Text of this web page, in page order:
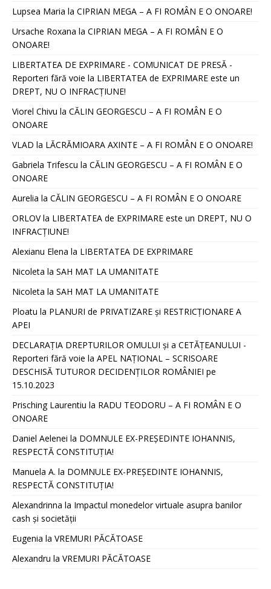
Lupsea Maria la CIPRIAN MEGA – A FI ROMÂN E O ONOARE!
Ursache Roxana la CIPRIAN MEGA – A FI ROMÂN E O
ONOARE!
LIBERTATEA DE EXPRIMARE - COMUNICAT DE PRESĂ -
Reporteri fără voie la LIBERTATEA de EXPRIMARE este un
DREPT, NU O INFRACȚIUNE!
Viorel Chivu la CĂLIN GEORGESCU – A FI ROMÂN E O
ONOARE
VLAD la LĂCRĂMIOARA AXINTE – A FI ROMÂN E O ONOARE!
Gabriela Trifescu la CĂLIN GEORGESCU – A FI ROMÂN E O
ONOARE
Aurelia la CĂLIN GEORGESCU – A FI ROMÂN E O ONOARE
ORLOVla LIBERTATEA de EXPRIMARE este un DREPT, NU O
INFRACȚIUNE!
Alexianu Elena la LIBERTATEA DE EXPRIMARE
Nicoleta la SAH MAT LA UMANITATE
Nicoleta la SAH MAT LA UMANITATE
Ploatu la PLANURI de PRIVATIZARE și RESTRICȚIONARE A
APEI
DECLARAȚIA DREPTURILOR OMULUI și a CETĂȚEANULUI -
Reporteri fără voie la APEL NAȚIONAL – SCRISOARE
DESCHISĂ TUTUROR DECIDENȚILOR ROMÂNIEI pe
15.10.2023
Prisching Laurentiu la RADU TEODORU – A FI ROMÂN E O
ONOARE
Daniel Aelenei la DOMNULE EX-PREȘEDINTE IOHANNIS,
RESPECTĂ CONSTITUȚIA!
Manuela A. la DOMNULE EX-PREȘEDINTE IOHANNIS,
RESPECTĂ CONSTITUȚIA!
Alexandrinna la Impactul monedelor virtuale asupra banilor
cash și societății
Eugenia la VREMURI PĂCĂTOASE
Alexandru la VREMURI PĂCĂTOASE